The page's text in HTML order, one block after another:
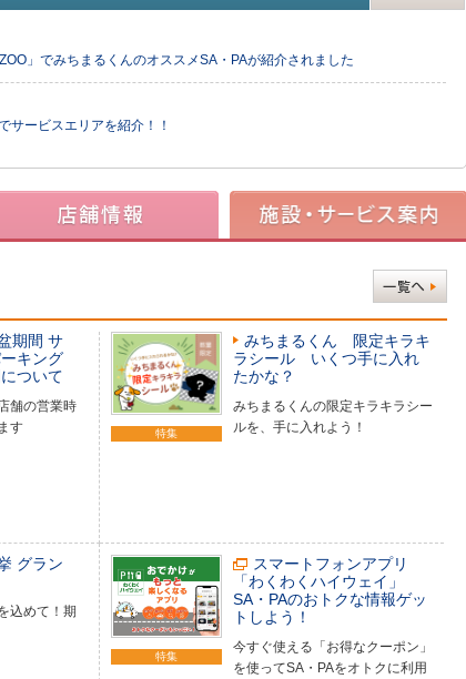
」でみちまるくんのオススメSA・PAが紹介されました
ービスエリアを紹介！！
期間 サ
キング
ついて
舗の営業時
す
特集
みちまるくん 限定キラキ
ラシール いくつ手に入れ
たかな？
みちまるくんの限定キラキラシー
ルを、手に入れよう！
グラン
込めて！期
特集
スマートフォンアプリ
「わくわくハイウェイ」
SA・PAのおトクな情報ゲッ
トしよう！
今すぐ使える「お得なクーポン」
を使ってSA・PAをオトクに利用